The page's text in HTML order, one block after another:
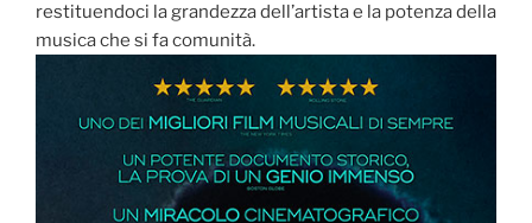
restituendoci la grandezza dell’artista e la potenza della
musica che si fa comunità.